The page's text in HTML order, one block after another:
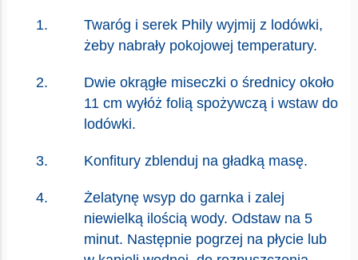
Twaróg i serek Phily wyjmij z lodówki,
żeby nabrały pokojowej temperatury.
Dwie okrągłe miseczki o średnicy około
11 cm wyłóż folią spożywczą i wstaw do
lodówki.
Konfitury zblenduj na gładką masę.
Żelatynę wsyp do garnka i zalej
niewielką ilością wody. Odstaw na 5
minut. Następnie pogrzej na płycie lub